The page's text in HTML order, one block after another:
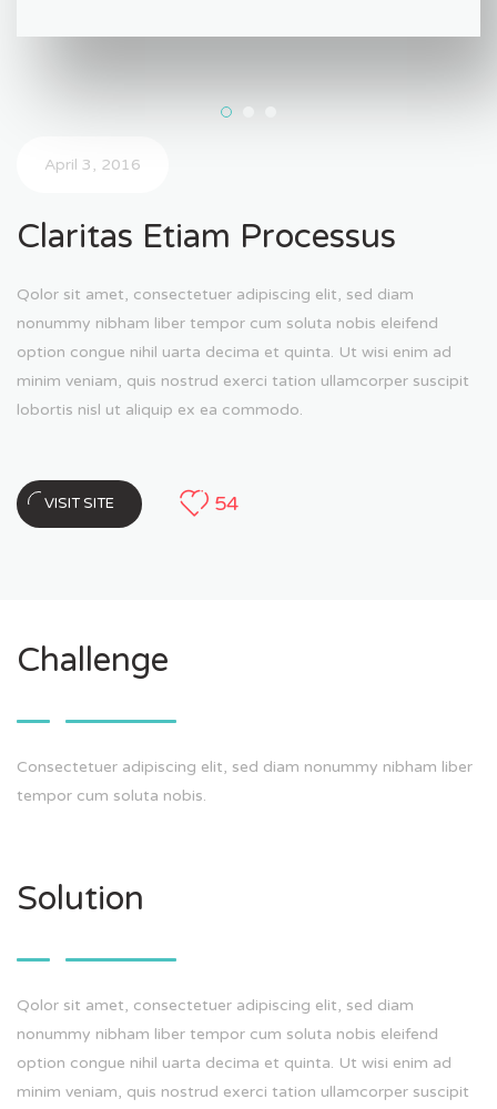
April 3, 2016
Claritas Etiam Processus
Qolor sit amet, consectetuer adipiscing elit, sed diam
nonummy nibham liber tempor cum soluta nobis eleifend
option congue nihil uarta decima et quinta. Ut wisi enim ad
minim veniam, quis nostrud exerci tation ullamcorper suscipit
lobortis nisl ut aliquip ex ea commodo.
VISIT SITE 54
Challenge
Consectetuer adipiscing elit, sed diam nonummy nibham liber
tempor cum soluta nobis.
Solution
Qolor sit amet, consectetuer adipiscing elit, sed diam
nonummy nibham liber tempor cum soluta nobis eleifend
option congue nihil uarta decima et quinta. Ut wisi enim ad
minim veniam, quis nostrud exerci tation ullamcorper suscipit